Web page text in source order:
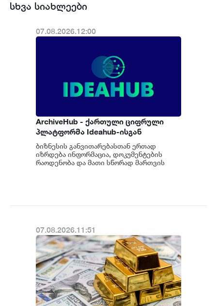
სხვა სიახლეები
07.08.2026.12:00
ArchiveHub - ქართული ციფრული
პლატფორმა Ideahub-ისგან
დოკუმენტების უსაფრთხო და
ეფექტიანი მართვისთვის
ბიზნესის განვითარებასთან ერთად
იზრდება ინფორმაცია, დოკუმენტების
რაოდენობა და მათი სწორად მართვის
07.08.2026.11:51